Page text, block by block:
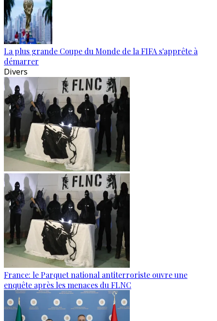
La plus grande Coupe du Monde de la FIFA s'apprête à
démarrer
Divers
France: le Parquet national antiterroriste ouvre une
enquête après les menaces du FLNC